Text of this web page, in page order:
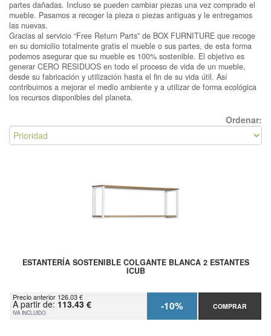
partes dañadas. Incluso se pueden cambiar piezas una vez comprado el
mueble. Pasamos a recoger la pieza o piezas antiguas y le entregamos
las nuevas.
Gracias al servicio “Free Return Parts” de BOX FURNITURE que recoge
en su domicilio totalmente gratis el mueble o sus partes, de esta forma
podemos asegurar que su mueble es 100% sostenible. El objetivo es
generar CERO RESIDUOS en todo el proceso de vida de un mueble,
desde su fabricación y utilización hasta el fin de su vida útil. Así
contribuimos a mejorar el medio ambiente y a utilizar de forma ecológica
los recursos disponibles del planeta.
Ordenar:
ESTANTERÍA SOSTENIBLE COLGANTE BLANCA 2 ESTANTES
ICUB
Precio anterior 126.03 €
A partir de: 113.43 €
IVA INCLUIDO -10% COMPRAR